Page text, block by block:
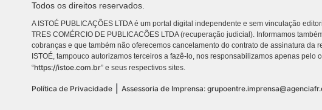
Todos os direitos reservados.
A ISTOÉ PUBLICAÇÕES LTDA é um portal digital independente e sem vinculação
TRES COMÉRCIO DE PUBLICACÕES LTDA (recuperação judicial). Informamos
cobranças e que também não oferecemos cancelamento do contrato de assinatura da
ISTOÉ, tampouco autorizamos terceiros a fazê-lo, nos responsabilizamos apenas pelo
“https://istoe.com.br” e seus respectivos sites.
Política de Privacidade Assessoria de Imprensa: